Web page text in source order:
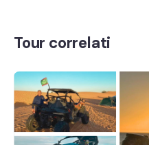
Tour correlati